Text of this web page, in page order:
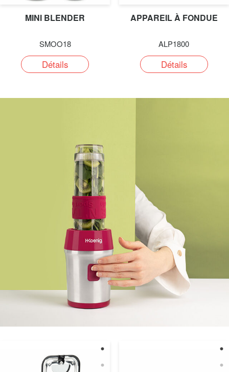
MINI BLENDER
SMOO18
Détails
APPAREIL À FONDUE
ALP1800
Détails